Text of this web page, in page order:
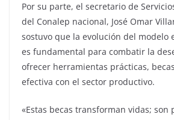
Por su parte, el secretario de
del Conalep nacional, José Omar
sostuvo que la evolución del modelo
es fundamental para combatir la
ofrecer herramientas prácticas,
efectiva con el sector productivo.
«Estas becas transforman vidas; son